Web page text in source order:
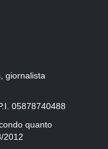
giornalista
05878740488
quanto
2012